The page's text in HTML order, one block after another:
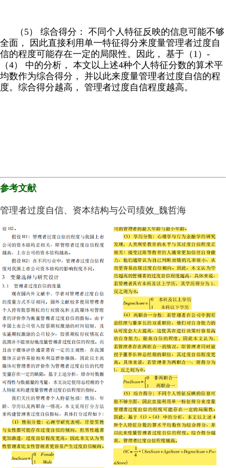
（5） 综合得分： 不同个人特征反映的信息可能不够
全面， 因此直接利用单一特征得分来度量管理者过度自
信的程度可能存在一定的局限性。因此， 基于（1）-
（4） 中的分析， 本文以上述4种个人特征分数的算术平
均数作为综合得分， 并以此来度量管理者过度自信的程
度。综合得分越高， 管理者过度自信程度越高。
参考文献
管理者过度自信、资本结构与公司绩效_魏哲海